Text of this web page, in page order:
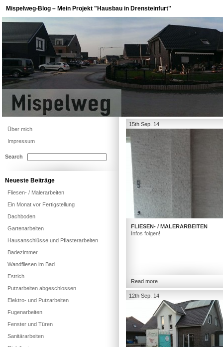
Mispelweg-Blog – Mein Projekt "Hausbau in Drensteinfurt"
15th Sep. 14
FLIESEN- / MALERARBEITEN
Infos folgen!
Read more
12th Sep. 14
Über mich
Impressum
Search
Neueste Beiträge
Fliesen- / Malerarbeiten
Ein Monat vor Fertigstellung
Dachboden
Gartenarbeiten
Hausanschlüsse und Pflasterarbeiten
Badezimmer
Wandfliesen im Bad
Estrich
Putzarbeiten abgeschlossen
Elektro- und Putzarbeiten
Fugenarbeiten
Fenster und Türen
Sanitärarbeiten